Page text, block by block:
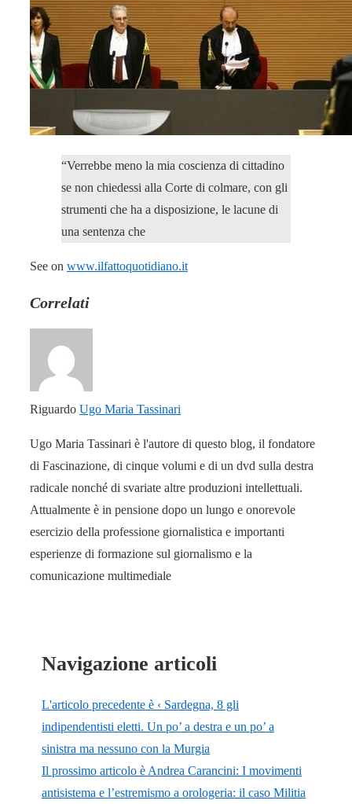
“Verrebbe meno la mia coscienza di cittadino
se non chiedessi alla Corte di colmare, con gli
strumenti che ha a disposizione, le lacune di
una sentenza che
See on www.ilfattoquotidiano.it
Correlati
Riguardo Ugo Maria Tassinari
Ugo Maria Tassinari è l'autore di questo blog, il fondatore
di Fascinazione, di cinque volumi e di un dvd sulla destra
radicale nonché di svariate altre produzioni intellettuali.
Attualmente è in pensione dopo un lungo e onorevole
esercizio della professione giornalistica e importanti
esperienze di formazione sul giornalismo e la
comunicazione multimediale
Navigazione articoli
L'articolo precedente è ‹ Sardegna, 8 gli
indipendentisti eletti. Un po’ a destra e un po’ a
sinistra ma nessuno con la Murgia
Il prossimo articolo è Andrea Carancini: I movimenti
antisistema e l’estremismo a orologeria: il caso Militia